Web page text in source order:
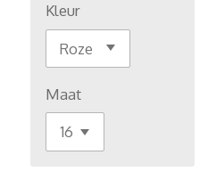
Kleur
Maat